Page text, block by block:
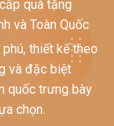
quà tặng
và Toàn Quốc
thiết kế theo
và đặc biệt
quốc trưng bày
chọn.